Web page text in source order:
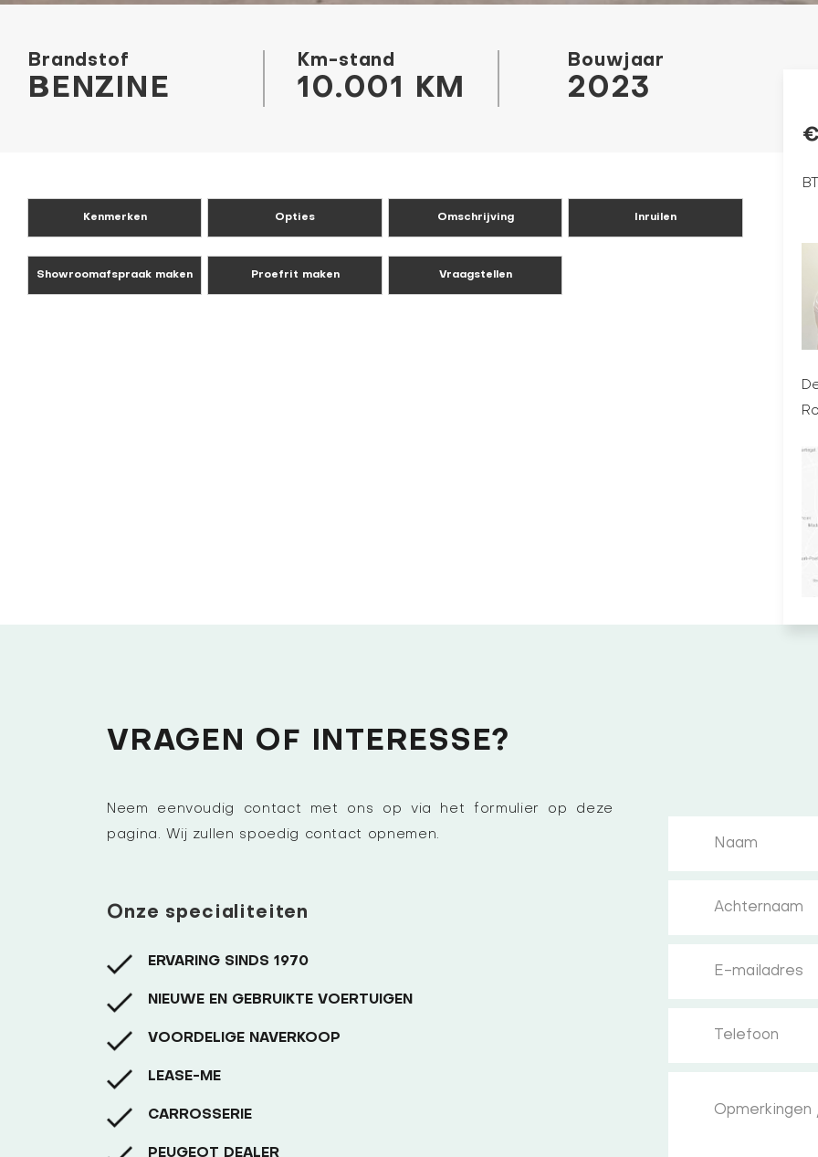
Brandstof
BENZINE
Km-stand
10.001 KM
Bouwjaar
2023
Kenmerken Opties Omschrijving Inruilen
Showroomafspraak maken Proefrit maken Vraagstellen
VRAGEN OF INTERESSE?
Neem eenvoudig contact met ons op via het formulier op deze
pagina. Wij zullen spoedig contact opnemen.
Onze specialiteiten
ERVARING SINDS 1970
NIEUWE EN GEBRUIKTE VOERTUIGEN
VOORDELIGE NAVERKOOP
LEASE-ME
CARROSSERIE
PEUGEOT DEALER